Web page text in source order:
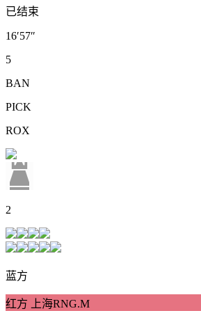
已结束
16′57″
5
BAN
PICK
ROX
2
蓝方
红方 上海RNG.M